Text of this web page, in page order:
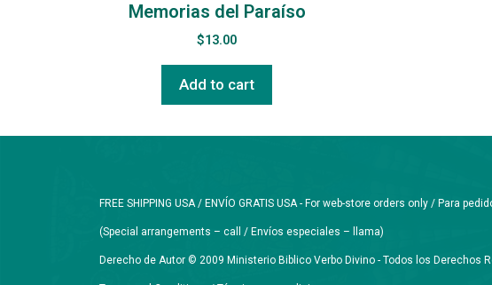
Memorias del Paraíso
$13.00
Add to cart
FREE SHIPPING USA / ENVÍO GRATIS USA - For web-store orders only / Para
(Special arrangements – call / Envíos especiales – llama)
Derecho de Autor © 2009 Ministerio Biblico Verbo Divino - Todos los Derechos